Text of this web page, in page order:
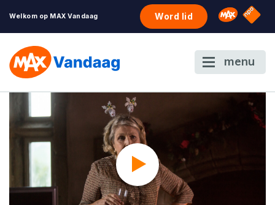
Welkom op MAX Vandaag Word lid Omroep
NPO
menu